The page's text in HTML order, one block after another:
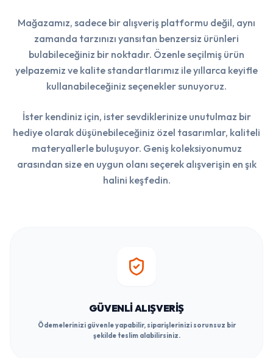
Mağazamız, sadece bir alışveriş platformu değil, aynı
zamanda tarzınızı yansıtan benzersiz ürünleri
bulabileceğiniz bir noktadır. Özenle seçilmiş ürün
yelpazemiz ve kalite standartlarımız ile yıllarca keyifle
kullanabileceğiniz seçenekler sunuyoruz.
İster kendiniz için, ister sevdiklerinize unutulmaz bir
hediye olarak düşünebileceğiniz özel tasarımlar, kaliteli
materyallerle buluşuyor. Geniş koleksiyonumuz
arasından size en uygun olanı seçerek alışverişin en şık
halini keşfedin.
GÜVENLI ALIŞVERIŞ
Ödemelerinizi güvenle yapabilir, siparişlerinizi sorunsuz bir
şekilde teslim alabilirsiniz.